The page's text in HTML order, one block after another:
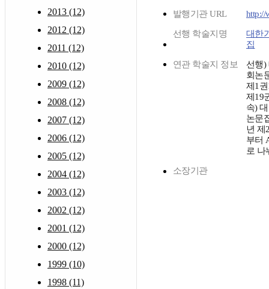
2013 (12)
2012 (12)
2011 (12)
2010 (12)
2009 (12)
2008 (12)
2007 (12)
2006 (12)
2005 (12)
2004 (12)
2003 (12)
2002 (12)
2001 (12)
2000 (12)
1999 (10)
1998 (11)
발행기관 URL http://
선행 학술지명
대한
집
연관 학술지 정보
선행)
회논
제1
제19
속)
논문
년 제
부터
로 나
소장기관